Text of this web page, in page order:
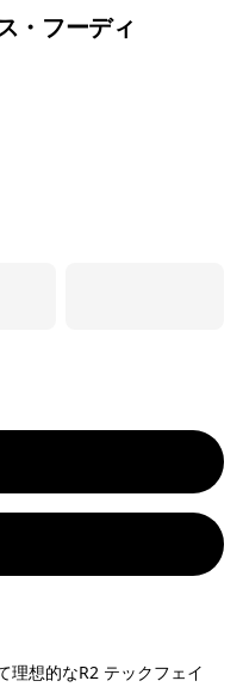
・フーディ
理想的なR2 テックフェイ